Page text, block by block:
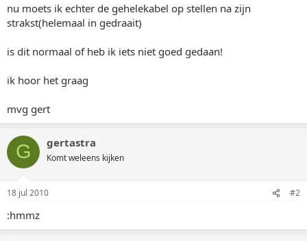
nu moets ik echter de gehelekabel op stellen na zijn
strakst(helemaal in gedraait)
is dit normaal of heb ik iets niet goed gedaan!
ik hoor het graag
mvg gert
G gertastra
Komt weleens kijken
18 jul 2010 #2
:hmmz